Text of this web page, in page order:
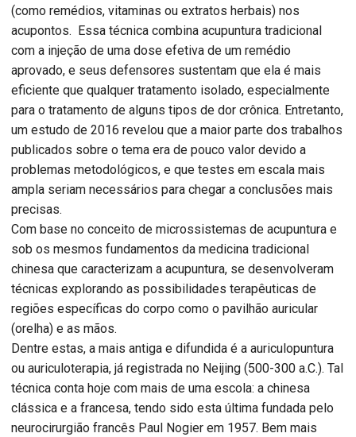
(como remédios, vitaminas ou extratos herbais) nos
acupontos. Essa técnica combina acupuntura tradicional
com a injeção de uma dose efetiva de um remédio
aprovado, e seus defensores sustentam que ela é mais
eficiente que qualquer tratamento isolado, especialmente
para o tratamento de alguns tipos de dor crônica. Entretanto,
um estudo de 2016 revelou que a maior parte dos trabalhos
publicados sobre o tema era de pouco valor devido a
problemas metodológicos, e que testes em escala mais
ampla seriam necessários para chegar a conclusões mais
precisas.
Com base no conceito de microssistemas de acupuntura e
sob os mesmos fundamentos da medicina tradicional
chinesa que caracterizam a acupuntura, se desenvolveram
técnicas explorando as possibilidades terapêuticas de
regiões específicas do corpo como o pavilhão auricular
(orelha) e as mãos.
Dentre estas, a mais antiga e difundida é a auriculopuntura
ou auriculoterapia, já registrada no Neijing (500-300 a.C.). Tal
técnica conta hoje com mais de uma escola: a chinesa
clássica e a francesa, tendo sido esta última fundada pelo
neurocirurgião francês Paul Nogier em 1957. Bem mais